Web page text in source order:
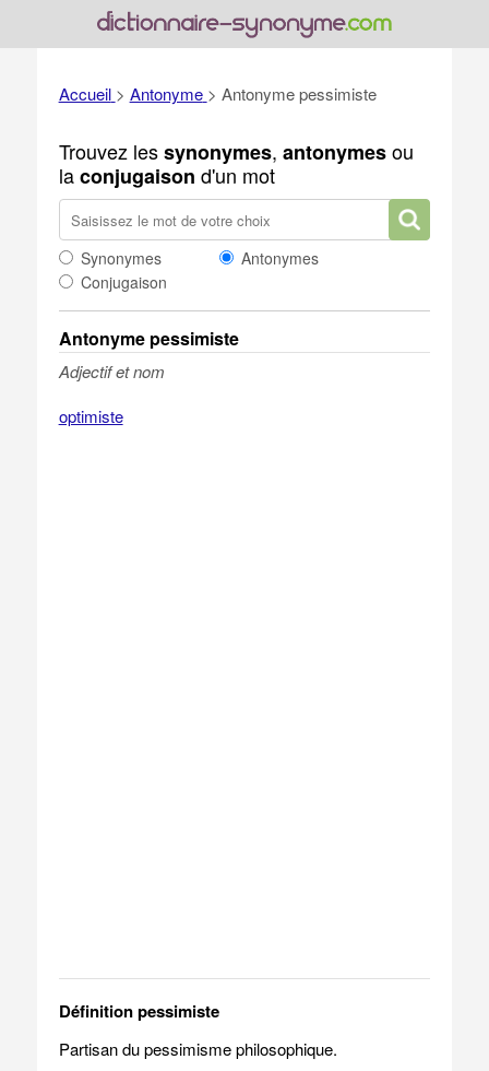
Accueil > Antonyme > Antonyme pessimiste
Trouvez lessynonymes, antonymesou
laconjugaison d'un mot
Synonymes
Antonymes
Conjugaison
Antonyme pessimiste
Adjectif et nom
optimiste
Définition pessimiste
Partisan du pessimisme philosophique.